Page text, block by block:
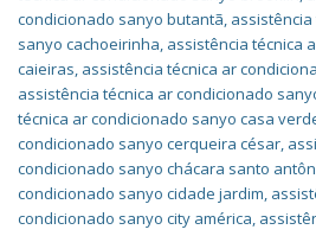
condicionado sanyo butantã,
sanyo cachoeirinha, assistência técnica
caieiras, assistência técnica ar
assistência técnica ar condicionado
técnica ar condicionado sanyo casa
condicionado sanyo cerqueira césar,
condicionado sanyo chácara santo
condicionado sanyo cidade jardim,
condicionado sanyo city américa,